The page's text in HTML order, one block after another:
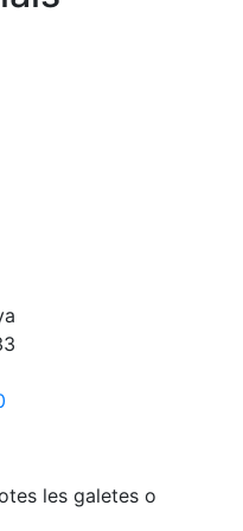
al nostre canal de Twitter
les galetes o